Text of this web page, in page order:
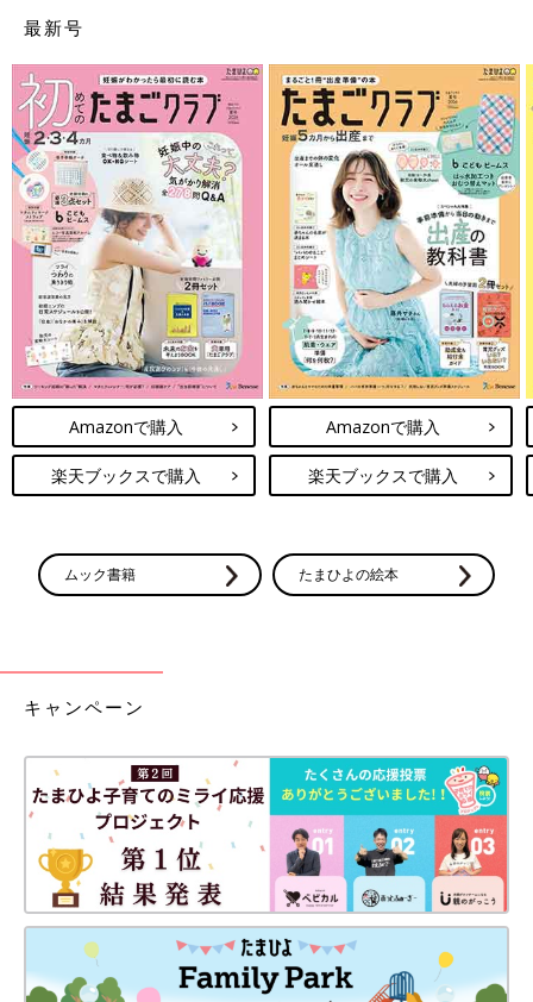
最新号
Amazonで購入
楽天ブックスで購入
Amazonで購入
楽天ブックスで購入
ムック書籍 たまひよの絵本
キャンペーン